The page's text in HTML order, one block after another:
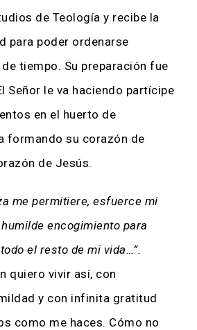
de Teología y recibe la
para poder ordenarse
tiempo. Su preparación fue
Señor le va haciendo partícipe
en el huerto de
formando su corazón de
de Jesús.
me permitiere, esfuerce mi
encogimiento para
el resto de mi vida…”.
quiero vivir así, con
y con infinita gratitud
como me haces. Cómo no